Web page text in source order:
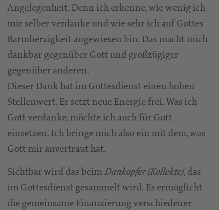
Angelegenheit. Denn ich erkenne, wie wenig ich
mir selber verdanke und wie sehr ich auf Gottes
Barmherzigkeit angewiesen bin. Das macht mich
dankbar gegenüber Gott und großzügiger
gegenüber anderen.
Dieser Dank hat im Gottesdienst einen hohen
Stellenwert. Er setzt neue Energie frei. Was ich
Gott verdanke, möchte ich auch für Gott
einsetzen. Ich bringe mich also ein mit dem, was
Gott mir anvertraut hat.
Sichtbar wird das beimDankopfer (Kollekte), das
im Gottesdienst gesammelt wird. Es ermöglicht
die gemeinsame Finanzierung verschiedener